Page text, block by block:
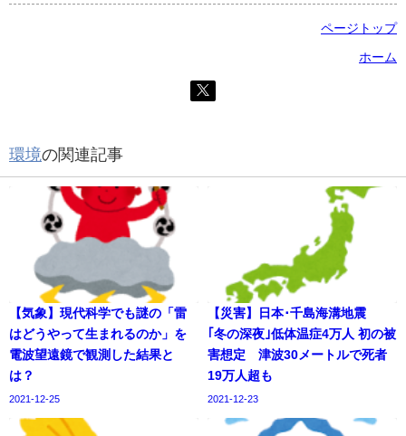
ページトップ
ホーム
環境の関連記事
【気象】現代科学でも謎の「雷
はどうやって生まれるのか」を
電波望遠鏡で観測した結果と
は？
2021-12-25
【災害】日本･千島海溝地震
｢冬の深夜｣低体温症4万人 初の被
害想定 津波30メートルで死者
19万人超も
2021-12-23